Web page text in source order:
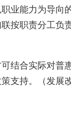
业能力为导向
按职责分工负责
可结合实际对
支持。（发展